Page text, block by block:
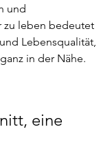
und
zu leben bedeutet
Lebensqualität,
in der Nähe.
eine